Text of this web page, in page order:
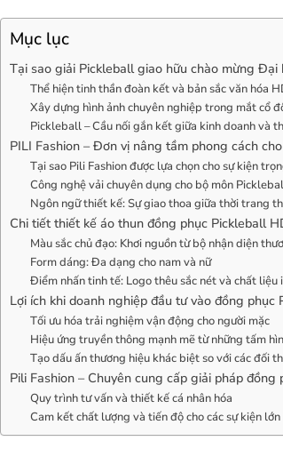
Mục lục
Tại sao giải Pickleball giao hữu chào mừng
Thể hiện tinh thần đoàn kết và bản sắc văn hóa
Xây dựng hình ảnh chuyên nghiệp trong mắt cổ
Pickleball – Cầu nối gắn kết giữa kinh doanh và
PILI Fashion – Đơn vị nâng tầm phong cách
Tại sao Pili Fashion được lựa chọn cho sự kiện
Công nghệ vải chuyên dụng cho bộ môn
Ngôn ngữ thiết kế: Sự giao thoa giữa thời trang
Chi tiết thiết kế áo thun đồng phục Pickleball
Màu sắc chủ đạo: Khơi nguồn từ bộ nhận diện
Form dáng: Đa dạng cho nam và nữ
Điểm nhấn tinh tế: Logo thêu sắc nét và chất liệu
Lợi ích khi doanh nghiệp đầu tư vào đồng phục
Tối ưu hóa trải nghiệm vận động cho người mặc
Hiệu ứng truyền thông mạnh mẽ từ những tấm
Tạo dấu ấn thương hiệu khác biệt so với các đối
Pili Fashion – Chuyên cung cấp giải pháp
Quy trình tư vấn và thiết kế cá nhân hóa
Cam kết chất lượng và tiến độ cho các sự kiện lớn